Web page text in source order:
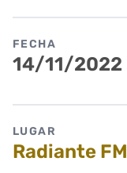
FECHA
14/11/2022
LUGAR
Radiante FM